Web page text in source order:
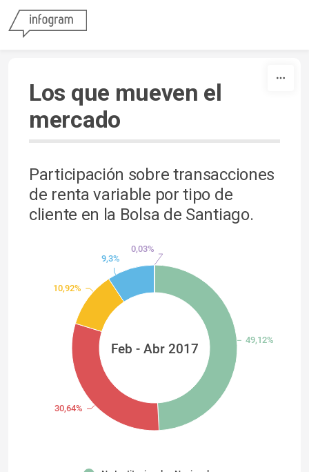
Los que mueven el
mercado
Participación sobre transacciones
de renta variable por tipo de
cliente en la Bolsa de Santiago.
Feb - Abr 2017
49,12%
30,64%
10,92%
9,3%
0,03%